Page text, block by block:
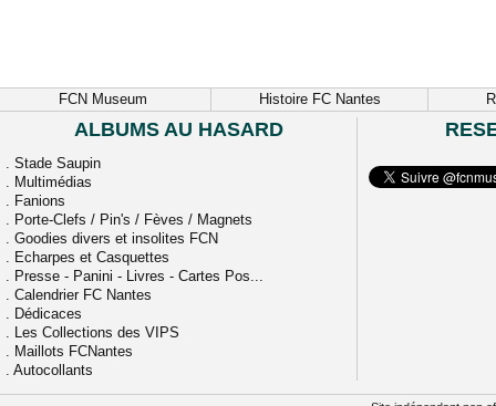
FCN Museum Histoire FC Nantes
ALBUMS AU HASARD
. Stade Saupin
. Multimédias
. Fanions
. Porte-Clefs / Pin's / Fèves / Magnets
. Goodies divers et insolites FCN
. Echarpes et Casquettes
. Presse - Panini - Livres - Cartes Pos...
. Calendrier FC Nantes
. Dédicaces
. Les Collections des VIPS
. Maillots FCNantes
. Autocollants